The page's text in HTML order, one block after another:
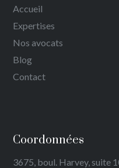
Accueil
Expertises
Nos avocats
Blog
Contact
Coordonnées
3675, boul. Harvey, suite